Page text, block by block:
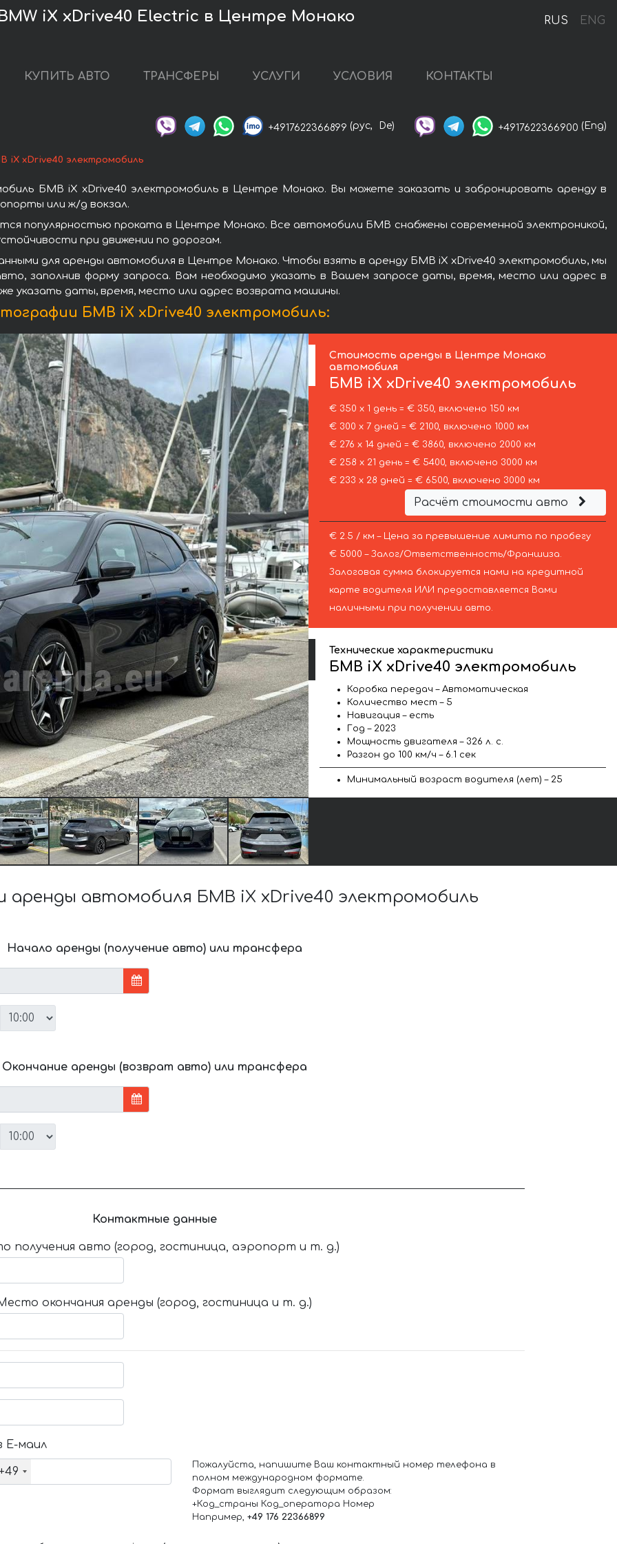
RUS ENG
iX xDrive40 Electric в Центре Монако
КУПИТЬ АВТО ТРАНСФЕРЫ УСЛУГИ УСЛОВИЯ КОНТАКТЫ
+4917622366899 (рус, De) +4917622366900 (Eng)
iX xDrive40 электромобиль
БМВ iX xDrive40 электромобиль в Центре Монако. Вы можете заказать и забронировать аренду в
или ж/д вокзал.
популярностью проката в Центре Монако. Все автомобили БМВ снабжены современной электроникой,
при движении по дорогам.
для аренды автомобиля в Центре Монако. Чтобы взять в аренду БМВ iX xDrive40 электромобиль, мы
заполнив форму запроса. Вам необходимо указать в Вашем запросе даты, время, место или адрес в
указать даты, время, место или адрес возврата машины.
БМВ iX xDrive40 электромобиль:
Стоимость аренды в Центре Монако
автомобиля
БМВ iX xDrive40 электромобиль
€ 350 х 1 день = € 350, включено 150 км
€ 300 х 7 дней = € 2100, включено 1000 км
€ 276 х 14 дней = € 3860, включено 2000 км
€ 258 х 21 день = € 5400, включено 3000 км
€ 233 х 28 дней = € 6500, включено 3000 км
Расчёт стоимости авто
€ 2.5 / км – Цена за превышение лимита по пробегу
€ 5000 – Залог/Ответственность/Франшиза.
Залоговая сумма блокируется нами на кредитной
карте водителя ИЛИ предоставляется Вами
наличными при получении авто.
Технические характеристики
БМВ iX xDrive40 электромобиль
Коробка передач – Автоматическая
Количество мест – 5
Навигация – есть
Год – 2023
Мощность двигателя – 326 л. с.
Разгон до 100 км/ч – 6.1 сек
Минимальный возраст водителя (лет) – 25
автомобиля БМВ iX xDrive40 электромобиль
Начало аренды (получение авто) или трансфера
Окончание аренды (возврат авто) или трансфера
Контактные данные
получения авто (город, гостиница, аэропорт и т. д.)
окончания аренды (город, гостиница и т. д.)
Е-маил
Пожалуйста, напишите Ваш контактный номер телефона в
полном международном формате.
Формат выглядит следующим образом:
+Код_страны Код_оператора Номер
Например, +49 176 22366899